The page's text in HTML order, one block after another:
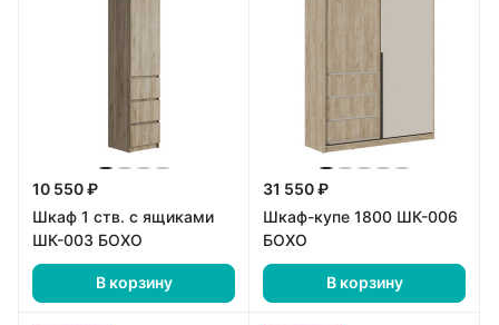
10 550 ₽
Шкаф 1 ств. с ящиками
ШК-003 БОХО
В корзину
31 550 ₽
Шкаф-купе 1800 ШК-006
БОХО
В корзину